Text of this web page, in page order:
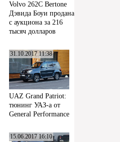
Volvo 262C Bertone
Дэвида Боуи продана
с аукциона за 216
тысяч долларов
31.10.2017 11:38
UAZ Grand Patriot:
тюнинг УАЗ-а от
General Performance
15.06.2017 16:10